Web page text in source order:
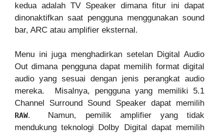
kedua adalah TV Speaker dimana fitur ini dapat
dinonaktifkan saat pengguna menggunakan sound
bar, ARC atau amplifier eksternal.
Menu ini juga menghadirkan setelan Digital Audio
Out dimana pengguna dapat memilih format digital
audio yang sesuai dengan jenis perangkat audio
mereka. Misalnya, pengguna yang memiliki 5.1
Channel Surround Sound Speaker dapat memilih
RAW. Namun, pemilik amplifier yang tidak
mendukung teknologi Dolby Digital dapat memilih